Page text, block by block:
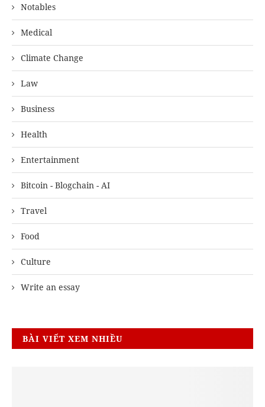
Notables
Medical
Climate Change
Law
Business
Health
Entertainment
Bitcoin - Blogchain - AI
Travel
Food
Culture
Write an essay
BÀI VIẾT XEM NHIỀU